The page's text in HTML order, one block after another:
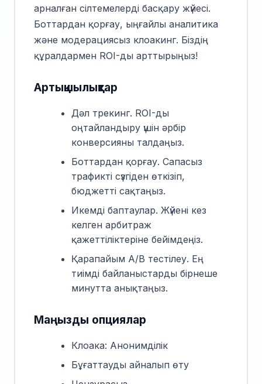
арналған сілтемелерді басқару жүйесі.
Боттардан қорғау, ыңғайлы аналитика
және модерациясыз клоакинг. Біздің
құралдармен ROI-ды арттырыңыз!
Артықшылықтар
Дәл трекинг. ROI-ды
оңтайландыру үшін әрбір
конверсияны талдаңыз.
Боттардан қорғау. Сапасыз
трафикті сүзгіден өткізіп,
бюджетті сақтаңыз.
Икемді баптаулар. Жүйені кез
келген арбитраж
қажеттіліктеріне бейімдеңіз.
Қарапайым A/B тестілеу. Ең
тиімді байланыстарды бірнеше
минутта анықтаңыз.
Маңызды опциялар
Клоака: Анонимділік
Бұғаттауды айналып өту